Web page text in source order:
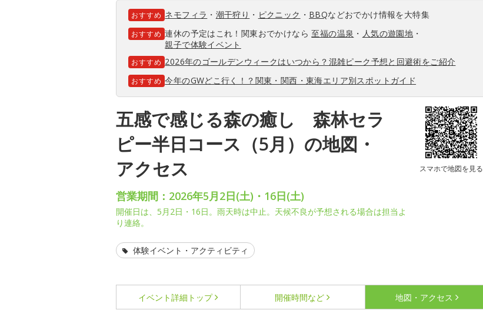
おすすめ ネモフィラ ・ 潮干狩り ・ ピクニック ・ BBQなどおでかけ情報を大特集
おすすめ 連休の予定はこれ！関東おでかけなら至福の温泉 ・ 人気の遊園地 ・
親子で体験イベント
おすすめ 2026年のゴールデンウィークはいつから？混雑ピーク予想と回避術をご紹介
おすすめ 今年のGWどこ行く！？関東・関西・東海エリア別スポットガイド
五感で感じる森の癒し 森林セラ
ピー半日コース（5月）の地図・
アクセス
スマホで地図を見る
営業期間：2026年5月2日(土)・16日(土)
開催日は、5月2日・16日。雨天時は中止。天候不良が予想される場合は担当よ
り連絡。
体験イベント・アクティビティ
イベント詳細 トップ 開催時間など 地図・アクセス